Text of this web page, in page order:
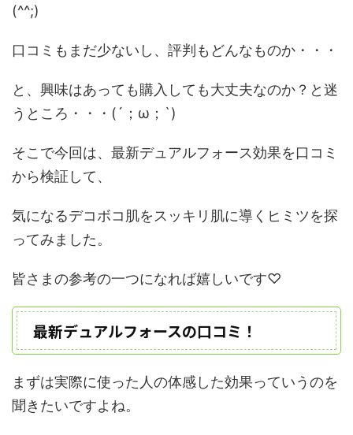
(^^;)
口コミもまだ少ないし、評判もどんなものか・・・
と、興味はあっても購入しても大丈夫なのか？と迷
うところ・・・(´；ω；`)
そこで今回は、 最新デュアルフォース効果を口コミ
から検証 して、
気になるデコボコ肌をスッキリ肌に導くヒミツを探
ってみました。
皆さまの参考の一つになれば嬉しいです♡
最新デュアルフォースの口コミ！
まずは実際に使った人の体感した効果っていうのを
聞きたいですよね。